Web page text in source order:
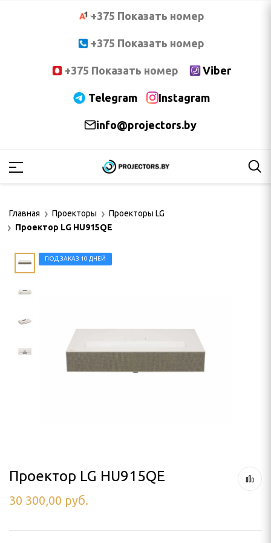
+375 Показать номер
+375 Показать номер
+375 Показать номер Viber
Telegram Instagram
info@projectors.by
Главная Проекторы
Проекторы LG
Проектор LG HU915QE
ПОД ЗАКАЗ 10 ДНЕЙ
Проектор LG HU915QE
30 300,00 руб.